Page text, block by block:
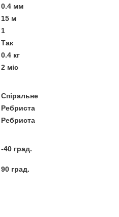
0.4 мм
15 м
1
Так
0.4 кг
2 міс
Спіральне
Ребриста
Ребриста
-40 град.
90 град.